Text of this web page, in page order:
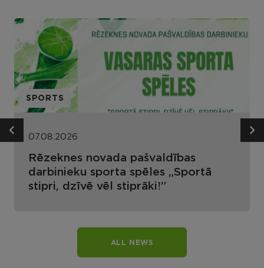
SPORTS
07.08.2026
Rēzeknes novada pašvaldības
darbinieku sporta spēles „Sportā
stipri, dzīvē vēl stiprāki!”
ALL NEWS